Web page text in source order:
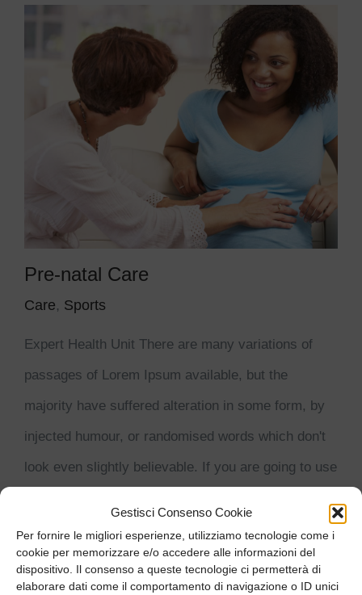
Gestisci Consenso Cookie
Per fornire le migliori esperienze, utilizziamo tecnologie come i
cookie per memorizzare e/o accedere alle informazioni del
dispositivo. Il consenso a queste tecnologie ci permetterà di
elaborare dati come il comportamento di navigazione o ID unici
PER INFO E PRENOTAZIONI
Pre-natal Care
Care, Sports
Expert Health Unit There are many variations of
passages of Lorem Ipsum available, but the
majority have suffered alteration in some form, by
injected humour, or randomised words which don't
look even slightly believable. If you are going to use
LEARN MORE